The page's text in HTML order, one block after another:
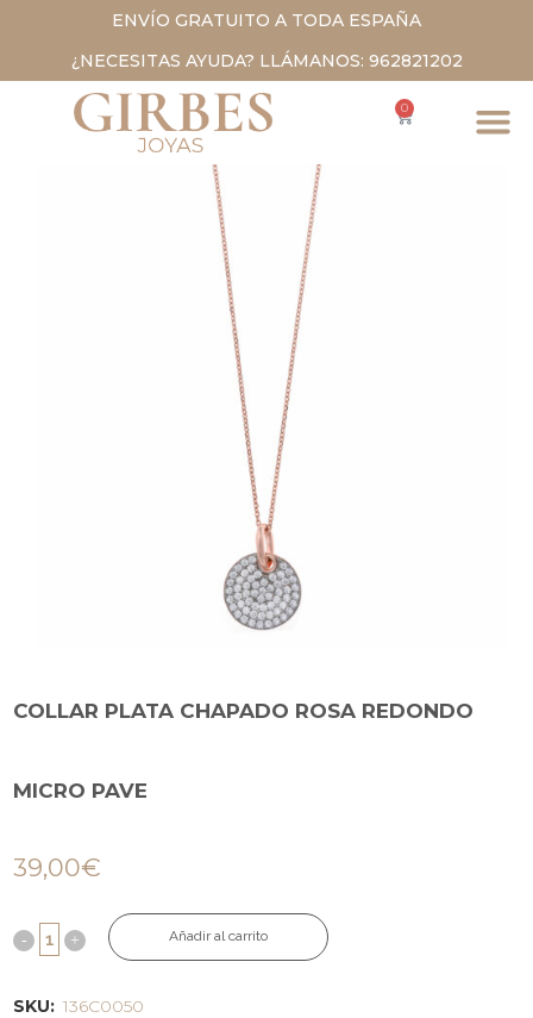
ENVÍO GRATUITO A TODA ESPAÑA
¿NECESITAS AYUDA? LLÁMANOS: 962821202
0
COLLAR PLATA CHAPADO ROSA REDONDO
MICRO PAVE
39,00€
Añadir al carrito
SKU: 136C0050